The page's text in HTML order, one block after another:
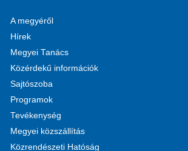
A megyéről
Hírek
Megyei Tanács
Közérdekű információk
Sajtószoba
Programok
Tevékenység
Megyei közszállítás
Közrendészeti Hatóság